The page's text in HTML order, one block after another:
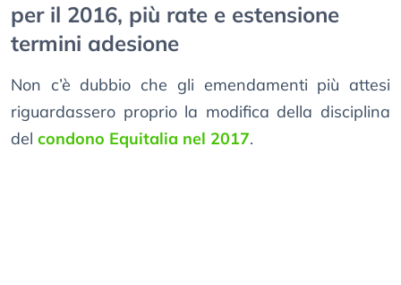
per il 2016, più rate e estensione
termini adesione
Non c’è dubbio che gli emendamenti più attesi
riguardassero proprio la modifica della disciplina
del condono Equitalia nel 2017.